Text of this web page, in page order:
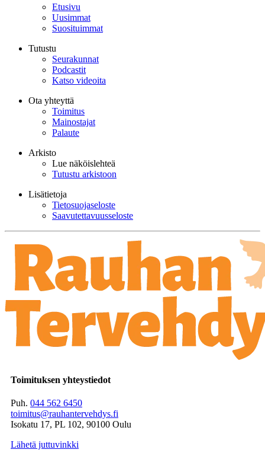
Etusivu
Uusimmat
Suosituimmat
Tutustu
Seurakunnat
Podcastit
Katso videoita
Ota yhteyttä
Toimitus
Mainostajat
Palaute
Arkisto
Lue näköislehteä
Tutustu arkistoon
Lisätietoja
Tietosuojaseloste
Saavutettavuusseloste
Toimituksen yhteystiedot
Puh. 044 562 6450
toimitus@rauhantervehdys.fi
Isokatu 17, PL 102, 90100 Oulu
Lähetä juttuvinkki